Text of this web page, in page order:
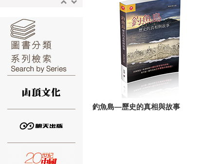
⑥
釣魚島—歷史的真相與故事